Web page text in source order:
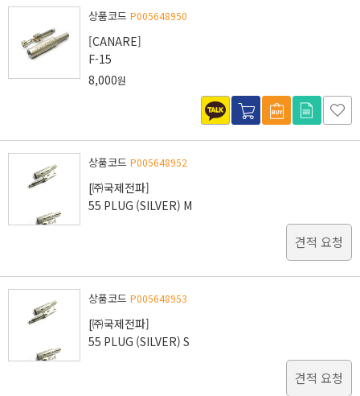
상품코드 P005648950
[CANARE]
F-15
8,000원
상품코드 P005648952
[㈜국제전파]
55 PLUG (SILVER) M
견적 요청
상품코드 P005648953
[㈜국제전파]
55 PLUG (SILVER) S
견적 요청